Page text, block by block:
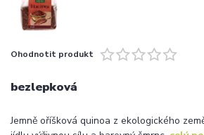
Ohodnotit produkt
bezlepková
Jemně oříšková quinoa z ekologického